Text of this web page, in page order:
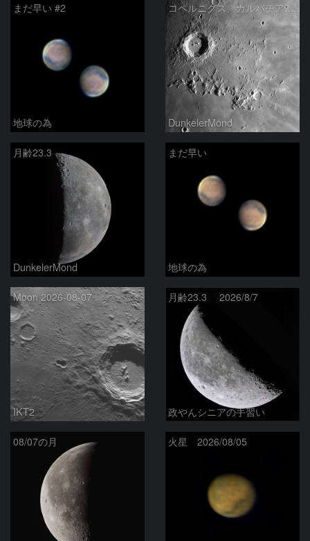
まだ早い #2
地球の為
コペルニクス、カルパチア山脈付近
DunkelerMond
月齢23.3
DunkelerMond
まだ早い
地球の為
Moon 2026-08-07
IKT2
月齢23.3 2026/8/7
政やんシニアの手習い
08/07の月 火星 2026/08/05